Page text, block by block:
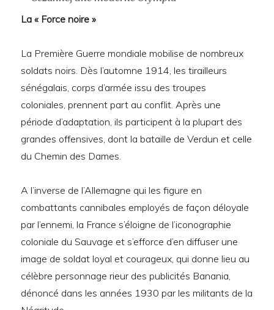
La « Force noire »
La Première Guerre mondiale mobilise de nombreux
soldats noirs. Dès l’automne 1914, les tirailleurs
sénégalais, corps d’armée issu des troupes
coloniales, prennent part au conflit. Après une
période d’adaptation, ils participent à la plupart des
grandes offensives, dont la bataille de Verdun et celle
du Chemin des Dames.
A l’inverse de l’Allemagne qui les figure en
combattants cannibales employés de façon déloyale
par l’ennemi, la France s’éloigne de l’iconographie
coloniale du Sauvage et s’efforce d’en diffuser une
image de soldat loyal et courageux, qui donne lieu au
célèbre personnage rieur des publicités Banania,
dénoncé dans les années 1930 par les militants de la